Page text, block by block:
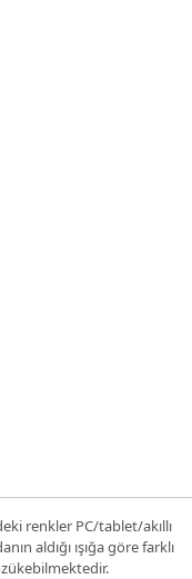
renkler PC/tablet/akıllı
aldığı ışığa göre farklı